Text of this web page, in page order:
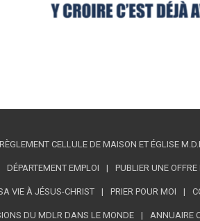
RÈGLEMENT CELLULE DE MAISON ET ÉGLISE
DÉPARTEMENT EMPLOI PUBLIER UNE OFFRE
VIE À JÉSUS-CHRIST PRIER POUR MOI
DU MDLR DANS LE MONDE ANNUAIRE